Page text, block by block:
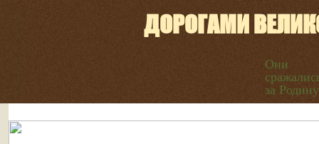
ДОРОГАМИ
Они
за Родину